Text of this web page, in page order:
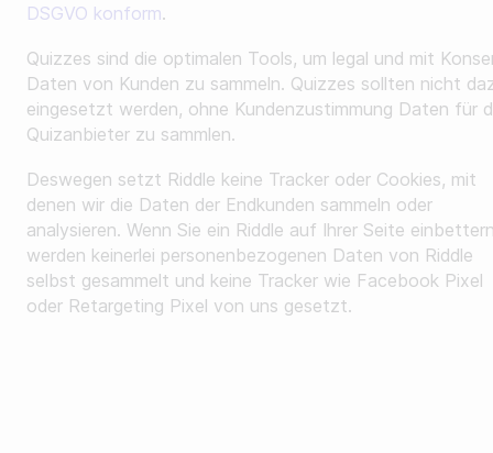
Story erstellen
NACH BRANCHE
Für Publisher
Für Agenturen
Für Brands
Für Sport-Teams & Ligen
Für Non-Profit Organisationen
API Dokumentation
Custom-Code Beispiele
Kontaktiere uns
Demo buchen
Für Newsletter anmelden
DSGVO konform.
Quizzes sind die optimalen Tools, um legal und mit
Daten von Kunden zu sammeln. Quizzes sollten nicht
eingesetzt werden, ohne Kundenzustimmung Daten für
Quizanbieter zu sammlen.
Deswegen setzt Riddle keine Tracker oder Cookies, mit
denen wir die Daten der Endkunden sammeln oder
analysieren. Wenn Sie ein Riddle auf Ihrer Seite
werden keinerlei personenbezogenen Daten von Riddle
selbst gesammelt und keine Tracker wie Facebook Pixel
oder Retargeting Pixel von uns gesetzt.